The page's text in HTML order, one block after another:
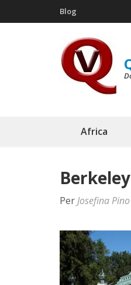
to
Blog
Africa
Berkeley
Per Josefina Pino